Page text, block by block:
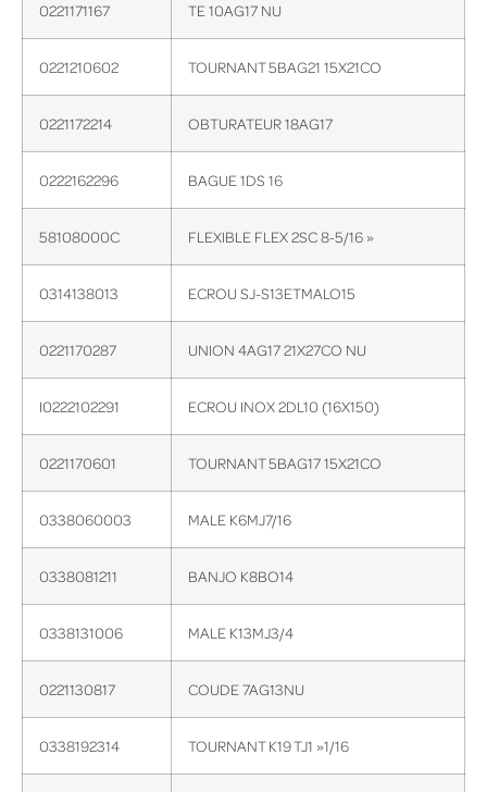
0221171167 TE 10AG17 NU
0221210602 TOURNANT 5BAG21 15X21CO
0221172214 OBTURATEUR 18AG17
0222162296 BAGUE 1DS 16
58108000C FLEXIBLE FLEX 2SC 8-5/16 »
0314138013 ECROU SJ-S13ETMALO15
0221170287 UNION 4AG17 21X27CO NU
I0222102291 ECROU INOX 2DL10 (16X150)
0221170601 TOURNANT 5BAG17 15X21CO
0338060003 MALE K6MJ7/16
0338081211 BANJO K8BO14
0338131006 MALE K13MJ3/4
0221130817 COUDE 7AG13NU
0338192314 TOURNANT K19 TJ1 »1/16